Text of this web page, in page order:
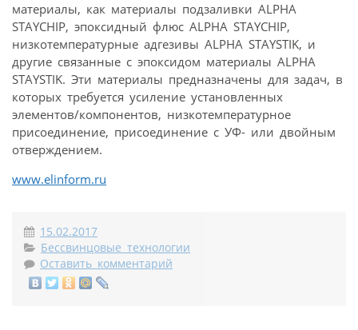
материалы, как материалы подзаливки ALPHA
STAYCHIP, эпоксидный флюс ALPHA STAYCHIP,
низкотемпературные адгезивы ALPHA STAYSTIK, и
другие связанные с эпоксидом материалы ALPHA
STAYSTIK. Эти материалы предназначены для задач, в
которых требуется усиление установленных
элементов/компонентов, низкотемпературное
присоединение, присоединение с УФ- или двойным
отверждением.
www.elinform.ru
15.02.2017
Бессвинцовые технологии
Оставить комментарий